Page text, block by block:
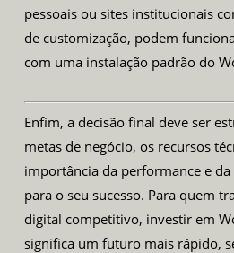
pessoais ou sites institucionais
de customização, podem
com uma instalação padrão do
Enfim, a decisão final deve ser
metas de negócio, os recursos
importância da performance e
para o seu sucesso. Para quem
digital competitivo, investir em
significa um futuro mais rápido,